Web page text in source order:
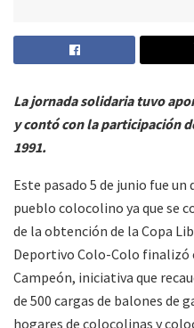
La jornada solidaria tuvo
y contó con la participación
1991.
Este pasado 5 de junio fue
pueblo colocolino ya que se
de la obtención de la Copa
Deportivo Colo-Colo finalizó
Campeón, iniciativa que
de 500 cargas de balones de
hogares de colocolinas y